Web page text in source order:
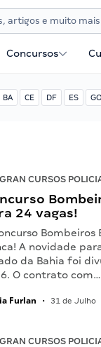
Concursos
BA CE DF ES GO
GRAN CURSOS
24 vagas!
Bombeiros
A novidade
da Bahia foi
O contrato com…
Furlan • 31 de Julho
GRAN CURSOS